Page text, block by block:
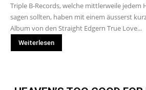
Triple B-Records, welche mittlerweile jedem
sagen sollten, haben mit einem äusserst
Album von den Straight Edgern True Love...
Weiterlesen